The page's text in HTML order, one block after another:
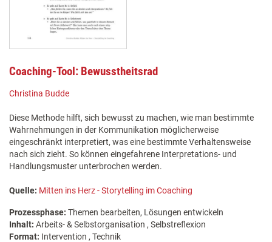
Coaching-Tool: Bewusstheitsrad
Christina Budde
Diese Methode hilft, sich bewusst zu machen, wie man bestimmte
Wahrnehmungen in der Kommunikation möglicherweise
eingeschränkt interpretiert, was eine bestimmte Verhaltensweise
nach sich zieht. So können eingefahrene Interpretations- und
Handlungsmuster unterbrochen werden.
Quelle: Mitten ins Herz - Storytelling im Coaching
Prozessphase: Themen bearbeiten, Lösungen entwickeln
Inhalt: Arbeits- & Selbstorganisation , Selbstreflexion
Format: Intervention , Technik